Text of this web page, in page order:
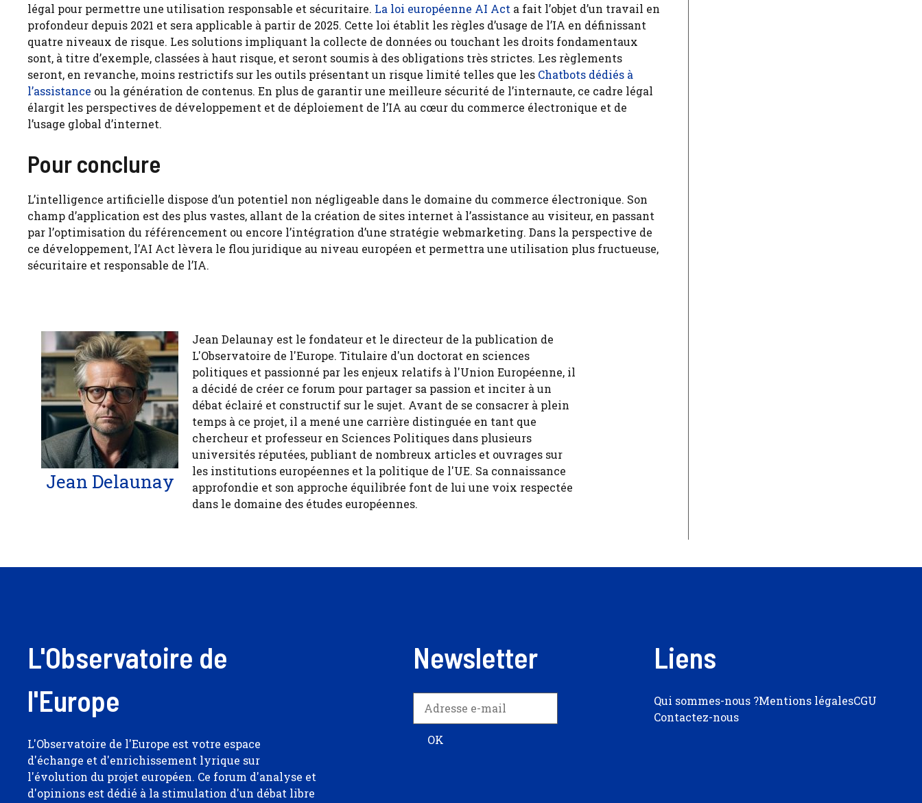
légal pour permettre une utilisation responsable et sécuritaire. La loi européenne AI Act a fait l’objet d’un travail en
profondeur depuis 2021 et sera applicable à partir de 2025. Cette loi établit les règles d’usage de l’IA en définissant
quatre niveaux de risque. Les solutions impliquant la collecte de données ou touchant les droits fondamentaux
sont, à titre d’exemple, classées à haut risque, et seront soumis à des obligations très strictes. Les règlements
seront, en revanche, moins restrictifs sur les outils présentant un risque limité telles que les Chatbots dédiés à
l’assistance ou la génération de contenus. En plus de garantir une meilleure sécurité de l’internaute, ce cadre légal
élargit les perspectives de développement et de déploiement de l’IA au cœur du commerce électronique et de
l’usage global d’internet.
Pour conclure
L’intelligence artificielle dispose d’un potentiel non négligeable dans le domaine du commerce électronique. Son
champ d’application est des plus vastes, allant de la création de sites internet à l’assistance au visiteur, en passant
par l’optimisation du référencement ou encore l’intégration d’une stratégie webmarketing. Dans la perspective de
ce développement, l’AI Act lèvera le flou juridique au niveau européen et permettra une utilisation plus fructueuse,
sécuritaire et responsable de l’IA.
Jean Delaunay
Jean Delaunay est le fondateur et le directeur de la publication de
L'Observatoire de l'Europe. Titulaire d'un doctorat en sciences
politiques et passionné par les enjeux relatifs à l'Union Européenne, il
a décidé de créer ce forum pour partager sa passion et inciter à un
débat éclairé et constructif sur le sujet. Avant de se consacrer à plein
temps à ce projet, il a mené une carrière distinguée en tant que
chercheur et professeur en Sciences Politiques dans plusieurs
universités réputées, publiant de nombreux articles et ouvrages sur
les institutions européennes et la politique de l'UE. Sa connaissance
approfondie et son approche équilibrée font de lui une voix respectée
dans le domaine des études européennes.
L'Observatoire de
l'Europe
L'Observatoire de l'Europe est votre espace
d'échange et d'enrichissement lyrique sur
l'évolution du projet européen. Ce forum d'analyse et
d'opinions est dédié à la stimulation d'un débat libre
Newsletter Liens
Qui sommes-nous ?Mentions légalesCGU
Contactez-nous